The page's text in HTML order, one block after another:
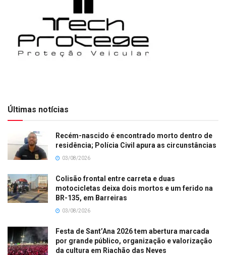
Últimas notícias
Recém-nascido é encontrado morto dentro de
residência; Polícia Civil apura as circunstâncias
03/08/2026
Colisão frontal entre carreta e duas
motocicletas deixa dois mortos e um ferido na
BR-135, em Barreiras
03/08/2026
Festa de Sant’Ana 2026 tem abertura marcada
por grande público, organização e valorização
da cultura em Riachão das Neves